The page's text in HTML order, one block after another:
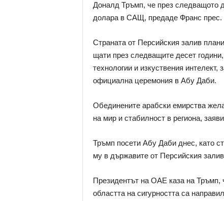
Доналд Тръмп, че през следващото
долара в САЩ, предаде Франс прес.
Страната от Персийския залив
щати през следващите десет
технологии и изкуствения
официална церемония в Абу Даби.
Обединените арабски емирства
на мир и стабилност в региона,
Тръмп посети Абу Даби днес, като
му в държавите от Персийския
Президентът на ОАЕ каза на
областта на сигурността са